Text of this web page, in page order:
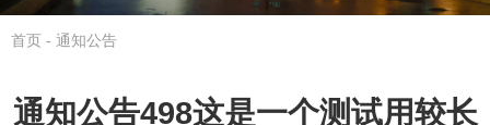
首页 - 通知公告
通知公告498这是一个测试用较长